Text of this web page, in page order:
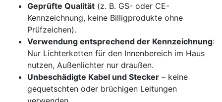
Geprüfte Qualität (z. B. GS- oder CE-
Kennzeichnung, keine Billigprodukte ohne
Prüfzeichen).
Verwendung entsprechend der Kennzeichnung:
Nur Lichterketten für den Innenbereich im Haus
nutzen, Außenlichter nur draußen.
Unbeschädigte Kabel und Stecker – keine
gequetschten oder brüchigen Leitungen